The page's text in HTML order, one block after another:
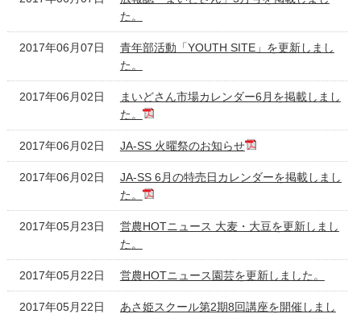
た。
2017年06月07日
青年部活動「YOUTH SITE」を更新しまし
た。
2017年06月02日
まいどさん市場カレンダー6月を掲載しまし
た。
2017年06月02日 JA-SS 火曜祭のお知らせ
2017年06月02日
JA-SS 6月の特売日カレンダーを掲載しまし
た。
2017年05月23日
営農HOTニュース 大麦・大豆を更新しまし
た。
2017年05月22日 営農HOTニュース園芸を更新しました。
2017年05月22日
あさ姫スクール第2期8回講座を開催しまし